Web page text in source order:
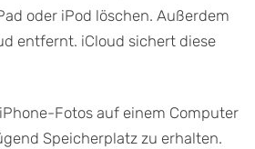
oder iPod löschen. Außerdem
entfernt. iCloud sichert diese
Fotos auf einem Computer
Speicherplatz zu erhalten.